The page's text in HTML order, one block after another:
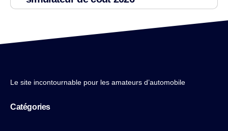
Le site incontournable pour les amateurs d’automobile
Catégories